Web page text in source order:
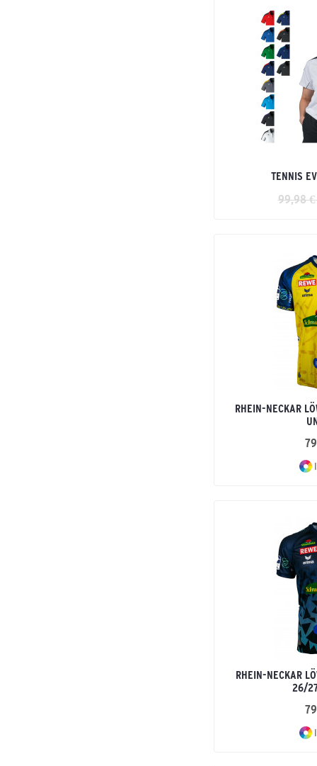
TENNIS
99,98
RHEIN-NECKAR
RHEIN-NECKAR
26/